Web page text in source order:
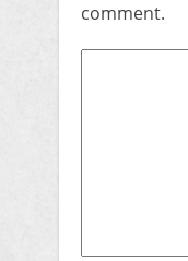
comment.